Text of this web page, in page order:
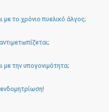
το χρόνιο πυελικό άλγος;
την υπογονιμότητα;
ενδομητρίωση!